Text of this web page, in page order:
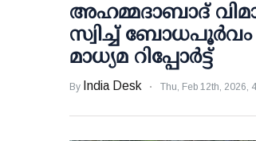
അഹമ്മദാബാദ്
സ്വിച്ച്
മാധ്യമ റിപ്പോർട്ട്
By India Desk Thu, Feb 12th, 2026,